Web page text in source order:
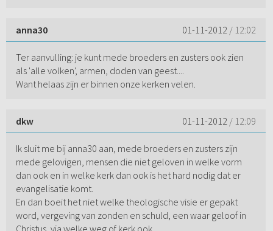
anna30 01-11-2012 / 12:02
Ter aanvulling: je kunt mede broeders en zusters ook zien
als 'alle volken', armen, doden van geest....
Want helaas zijn er binnen onze kerken velen.
dkw 01-11-2012 / 12:09
Ik sluit me bij anna30 aan, mede broeders en zusters zijn
mede gelovigen, mensen die niet geloven in welke vorm
dan ook en in welke kerk dan ook is het hard nodig dat er
evangelisatie komt.
En dan boeit het niet welke theologische visie er gepakt
word, vergeving van zonden en schuld, een waar geloof in